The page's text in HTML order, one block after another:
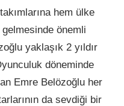
hem ülke
gelmesinde önemli
yaklaşık 2 yıldır
döneminde
Emre Belözoğlu her
da sevdiği bir